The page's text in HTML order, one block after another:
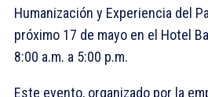
Humanización y Experiencia del
próximo 17 de mayo en el Hotel
8:00 a.m. a 5:00 p.m.
Este evento, organizado por la